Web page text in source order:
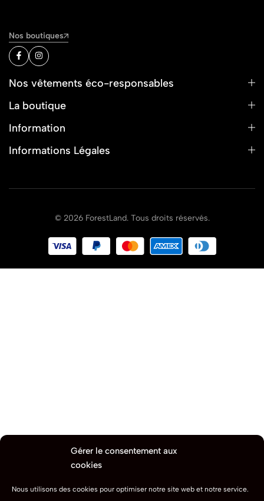
Gérer le consentement aux
cookies
Nous utilisons des cookies pour optimiser notre site web et notre service.
Nos boutiques
Nos vêtements éco-responsables
La boutique
Information
Informations Légales
© 2026 ForestLand. Tous droits réservés.